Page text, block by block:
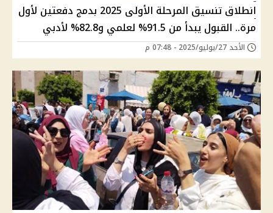
انطلاق تنسيق المرحلة الأولى 2025 بدمج دفعتين لأول
مرة.. القبول يبدأ من 91.5% لعلمي و82.8% لأدبي
الأحد 27/يوليو/2025 - 07:48 م